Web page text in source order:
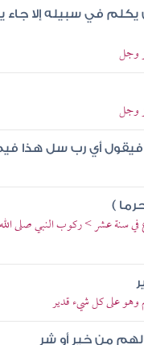
يكلم في سبيله إلا جاء
وجل
وجل
فيقول أي رب سل هذا
)
في سنة عشر > ركوب النبي صلى
وهو على كل شيء قدير
من خير أو شر